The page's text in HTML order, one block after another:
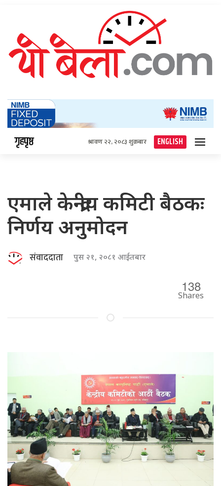
गृहपृष्ठ श्रावण २२, २०८३ शुक्रबार ENGLISH
एमाले केन्द्रीय कमिटी बैठकः
निर्णय अनुमोदन
संवाददाता पुस २१, २०८१ आईतबार
138
Shares